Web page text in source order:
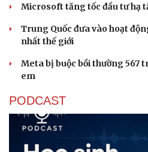
Microsoft tăng tốc đầu tư hạ
Trung Quốc đưa vào hoạt
nhất thế giới
Meta bị buộc bồi thường 567
em
PODCAST